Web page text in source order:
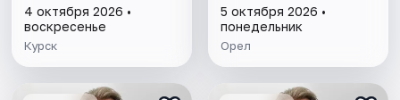
4 октября 2026 •
воскресенье
Курск
5 октября 2026 •
понедельник
Орел